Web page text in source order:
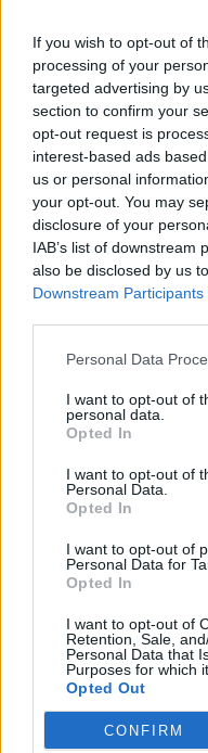
If you wish to opt-out of
processing of your
targeted advertising by
section to confirm your
opt-out request is
interest-based ads
us or personal
your opt-out. You may
disclosure of your
IAB’s list of downstream
also be disclosed by us
Downstream Participants
Personal Data
I want to opt-out of
personal data.
Opted In
I want to opt-out of
Personal Data.
Opted In
I want to opt-out of
Personal Data for
Opted In
I want to opt-out of
Retention, Sale,
Personal Data that
Purposes for which
Opted Out
CONFIRM
Båtfolk i
Ericsson
Enkle,